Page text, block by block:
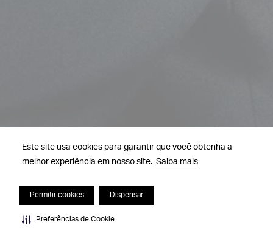
Este site usa cookies para garantir que você obtenha a
melhor experiência em nosso site. Saiba mais
Permitir cookies Dispensar
Preferências de Cookie